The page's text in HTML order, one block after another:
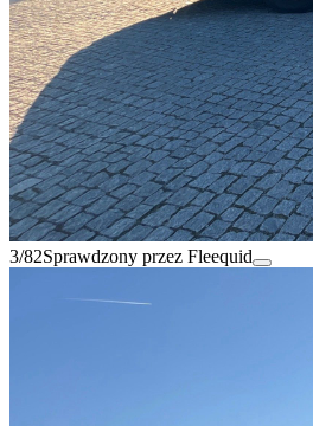
3/82Sprawdzony przez Fleequid